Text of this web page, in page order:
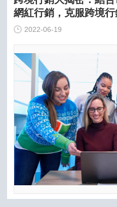
網紅行銷，克服跨境行
2022-06-19